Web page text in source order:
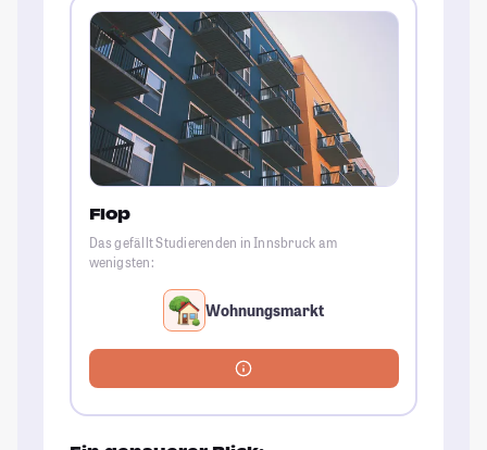
Flop
Das gefällt Studierenden in Innsbruck am
wenigsten:
Wohnungsmarkt